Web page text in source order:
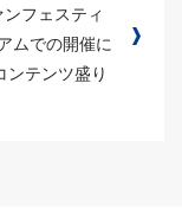
フェスティ
ムでの開催に
テンツ盛り